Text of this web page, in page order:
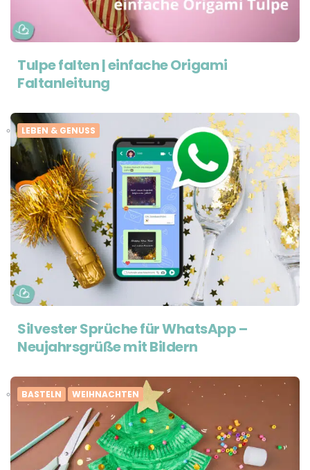
Tulpe falten | einfache Origami
Faltanleitung
LEBEN & GENUSS
Silvester Sprüche für WhatsApp –
Neujahrsgrüße mit Bildern
BASTELN WEIHNACHTEN